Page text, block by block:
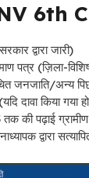
6th
द्वारा जारी)
पत्र (ज़िला-
अन्य
दावा किया गया
तक की पढ़ाई
द्वारा